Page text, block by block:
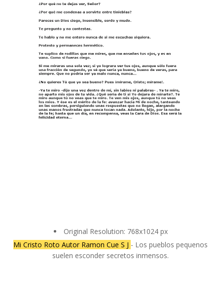
Original Resolution: 768x1024 px
Mi Cristo Roto Autor Ramon Cue S J - Los pueblos pequenos
suelen esconder secretos inmensos.